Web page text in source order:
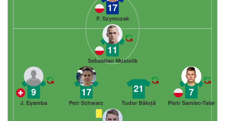
17
F. Szymczak
9
J. Eyamba
17
Petr Schwarz
21
Tudor Băluță
7
Piotr Samiec-Talar
11
Sebastian Musiolik